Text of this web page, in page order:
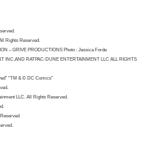
Rights Reserved.
– GRIVE PRODUCTIONS Photo : Jessica Forde
INC.AND RATPAC-DUNE ENTERTAINMENT LLC ALL RIGHTS
“TM & © DC Comics”
LLC. All Rights Reserved.